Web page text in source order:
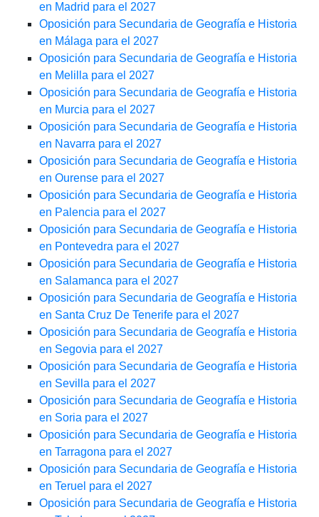
en Madrid para el 2027
Oposición para Secundaria de Geografía e Historia
en Málaga para el 2027
Oposición para Secundaria de Geografía e Historia
en Melilla para el 2027
Oposición para Secundaria de Geografía e Historia
en Murcia para el 2027
Oposición para Secundaria de Geografía e Historia
en Navarra para el 2027
Oposición para Secundaria de Geografía e Historia
en Ourense para el 2027
Oposición para Secundaria de Geografía e Historia
en Palencia para el 2027
Oposición para Secundaria de Geografía e Historia
en Pontevedra para el 2027
Oposición para Secundaria de Geografía e Historia
en Salamanca para el 2027
Oposición para Secundaria de Geografía e Historia
en Santa Cruz De Tenerife para el 2027
Oposición para Secundaria de Geografía e Historia
en Segovia para el 2027
Oposición para Secundaria de Geografía e Historia
en Sevilla para el 2027
Oposición para Secundaria de Geografía e Historia
en Soria para el 2027
Oposición para Secundaria de Geografía e Historia
en Tarragona para el 2027
Oposición para Secundaria de Geografía e Historia
en Teruel para el 2027
Oposición para Secundaria de Geografía e Historia